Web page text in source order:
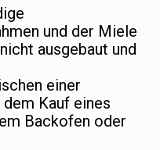
und der Miele
ausgebaut und
einer
dem Kauf eines
Backofen oder